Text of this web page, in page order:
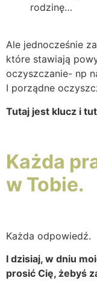
rodzinę…
Ale jednocześnie
które stawiają
oczyszczanie- np
I porządne
Tutaj jest klucz i
Każda
w Tobie.
Każda odpowiedź.
I dzisiaj, w dniu
prosić Cię, żebyś